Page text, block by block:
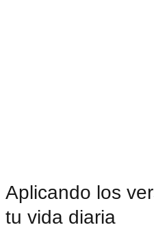
Aplicando los
tu vida diaria